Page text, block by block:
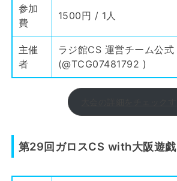
参加
費
1500円 / 1人
主催
者
ラジ館CS 運営チーム公式
(@TCG07481792 )
第29回ガロスCS with大阪遊戯